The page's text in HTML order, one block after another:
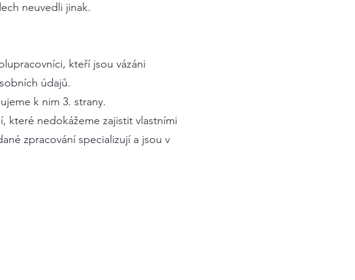
neuvedli jinak.
kteří jsou vázáni
údajů.
k nim 3. strany.
které nedokážeme zajistit vlastními
zpracování specializují a jsou v